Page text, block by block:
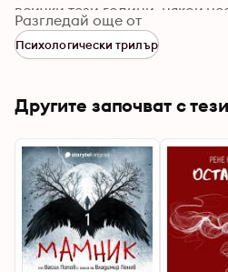
всички тези години, някои
доказателства принуждават
едно от „студените' досиета.
станало твърде късно.
Разгледай още от
Психологически трилър
Другите започват с тези